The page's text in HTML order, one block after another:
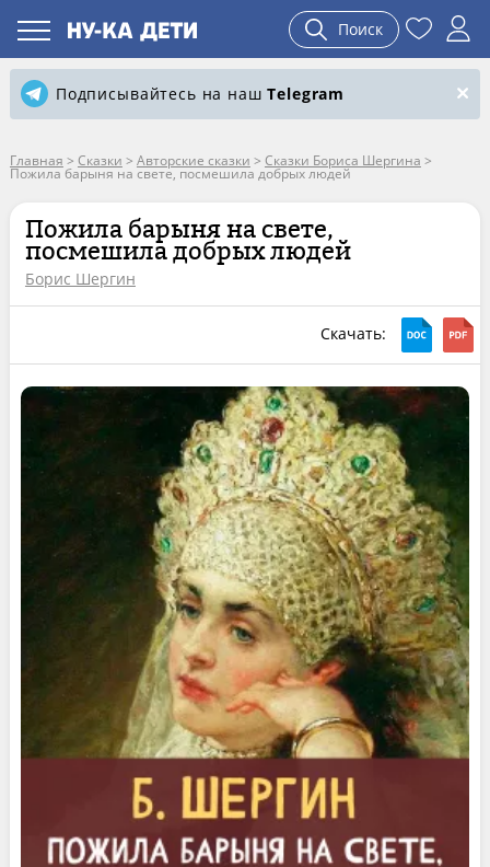
Поиск
Подписывайтесь на нашTelegram
Главная > Сказки > Авторские сказки > Сказки Бориса Шергина >
Пожила барыня на свете, посмешила добрых людей
Пожила барыня на свете,
посмешила добрых людей
Борис Шергин
Скачать: